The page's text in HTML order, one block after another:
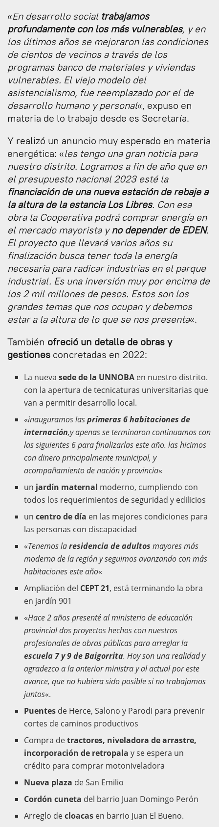
«En desarrollo socialtrabajamos
profundamente con los más vulnerables, y en
los últimos años se mejoraron las condiciones
de cientos de vecinos a través de los
programas banco de materiales y viviendas
vulnerables. El viejo modelo del
asistencialismo, fue reemplazado por el de
desarrollo humano y personal«, expuso en
materia de lo trabajo desde es Secretaría.
Y realizó un anuncio muy esperado en materia
energética: «les tengo una gran noticia para
nuestro distrito. Logramos a fin de año que en
el presupuesto nacional 2023 esté la
financiación de una nueva estación de rebaje a
la altura de la estancia Los Libres. Con esa
obra la Cooperativa podrá comprar energía en
el mercado mayorista yno depender de EDEN.
El proyecto que llevará varios años su
finalización busca tener toda la energía
necesaria para radicar industrias en el parque
industrial. Es una inversión muy por encima de
los 2 mil millones de pesos. Estos son los
grandes temas que nos ocupan y debemos
estar a la altura de lo que se nos presenta«.
También ofreció un detalle de obras y
gestiones concretadas en 2022:
La nueva sede de la UNNOBA en nuestro distrito.
con la apertura de tecnicaturas universitarias que
van a permitir desarrollo local.
«inauguramos lasprimeras 6 habitaciones de
internación,y apenas se terminaron continuamos con
las siguientes 6 para finalizarlas este año. las hicimos
con dinero principalmente municipal, y
acompañamiento de nación y provincia«
un jardín maternal moderno, cumpliendo con
todos los requerimientos de seguridad y edilicios
uncentro de día en las mejores condiciones para
las personas con discapacidad
«Tenemos laresidencia de adultos mayores más
moderna de la región y seguimos avanzando con más
habitaciones este año«
Ampliación del CEPT 21, está terminando la obra
en jardín 901
«Hace 2 años presenté al ministerio de educación
provincial dos proyectos hechos con nuestros
profesionales de obras públicas para arreglar la
escuela 7 y 9 de Baigorrita. Hoy son una realidad y
agradezco a la anterior ministra y al actual por este
avance, que no hubiera sido posible si no trabajamos
juntos«.
Puentes de Herce, Salono y Parodi para prevenir
cortes de caminos productivos
Compra detractores, niveladora de arrastre,
incorporación de retropala y se espera un
crédito para comprar motoniveladora
Nueva plaza de San Emilio
Cordón cuneta del barrio Juan Domingo Perón
Arreglo decloacas en barrio Juan El Bueno.